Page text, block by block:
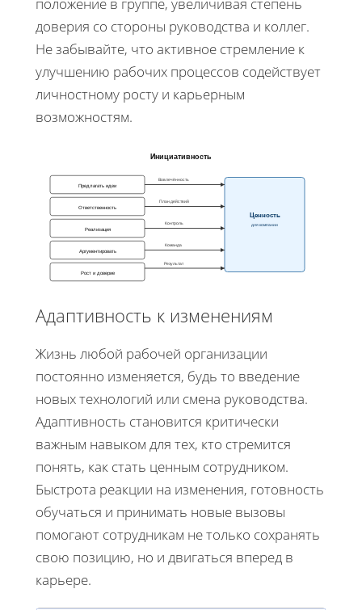
доверия со стороны руководства и коллег.
Не забывайте, что активное стремление к
улучшению рабочих процессов содействует
личностному росту и карьерным
возможностям.
Инициативность
Предлагать идеи
Ответственность
Реализация
Аргументировать
Рост и доверие
Ценность
для компании
Вовлечённость
План действий
Контроль
Команда
Результат
Адаптивность к изменениям
Жизнь любой рабочей организации
постоянно изменяется, будь то введение
новых технологий или смена руководства.
Адаптивность становится критически
важным навыком для тех, кто стремится
понять, как стать ценным сотрудником.
Быстрота реакции на изменения, готовность
обучаться и принимать новые вызовы
помогают сотрудникам не только сохранять
свою позицию, но и двигаться вперед в
карьере.